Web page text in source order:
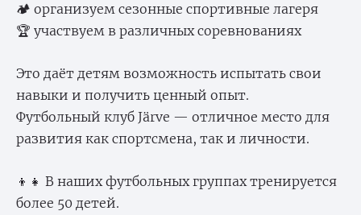
🏕️ организуем сезонные спортивные лагеря
🏆 участвуем в различных соревнованиях
Это даёт детям возможность испытать свои
навыки и получить ценный опыт.
Футбольный клуб Järve — отличное место для
развития как спортсмена, так и личности.
👦👧 В наших футбольных группах тренируется
более 50 детей.